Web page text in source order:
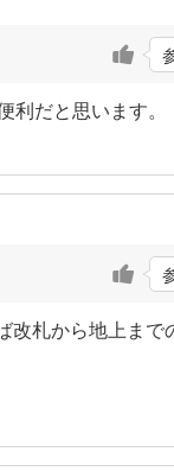
だと思います。
改札から地上まで